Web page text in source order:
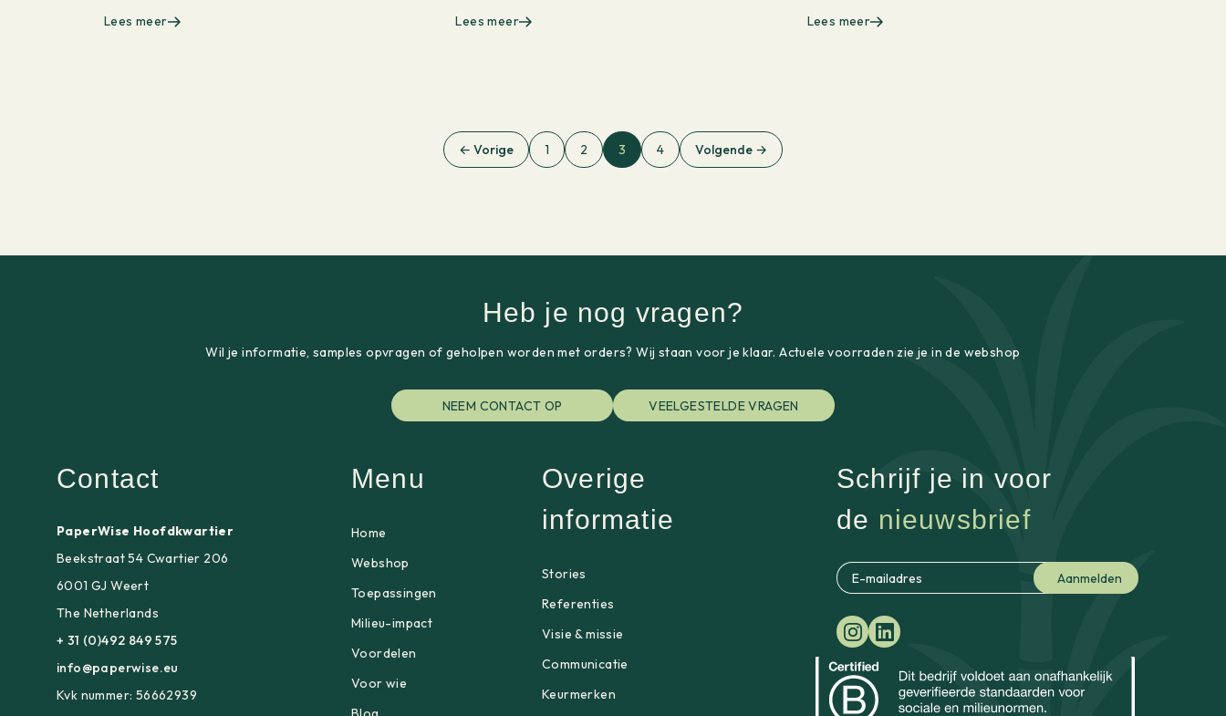
Lees meer Lees meer Lees meer
← Vorige 1 2 3 4 Volgende →
Heb je nog vragen?
Wil je informatie, samples opvragen of geholpen worden met orders? Wij staan voor je klaar. Actuele voorraden zie je in de webshop
NEEM CONTACT OP VEELGESTELDE VRAGEN
Contact
PaperWise Hoofdkwartier
Beekstraat 54 Cwartier 206
6001 GJ Weert
The Netherlands
+ 31 (0)492 849 575
info@paperwise.eu
Kvk nummer: 56662939
Menu
Home
Webshop
Toepassingen
Milieu-impact
Voordelen
Voor wie
Overige
informatie
Stories
Referenties
Visie & missie
Communicatie
Keurmerken
Schrijf je in voor
de nieuwsbrief